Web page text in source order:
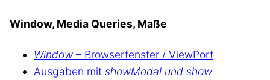
Window, Media Queries, Maße
Window – Browserfenster / ViewPort
Ausgaben mit showModal und show